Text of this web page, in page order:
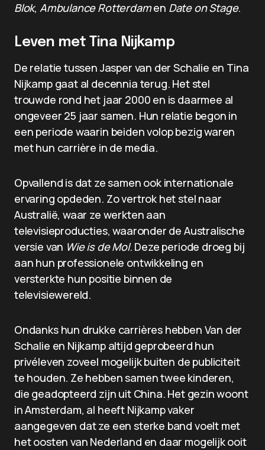
Blok, Ambulance Rotterdamen Date on Stage.
Leven met Tina Nijkamp
De relatie tussen Jasper van der Schalie en Tina
Nijkamp gaat al decennia terug. Het stel
trouwde rond het jaar 2000 en is daarmee al
ongeveer 25 jaar samen. Hun relatie begon in
een periode waarin beiden volop bezig waren
met hun carrière in de media.
Opvallend is dat ze samen ook internationale
ervaring opdeden. Zo vertrok het stel naar
Australië, waar ze werkten aan
televisieproducties, waaronder de Australische
versie van Wie is de Mol. Deze periode droeg bij
aan hun professionele ontwikkeling en
versterkte hun positie binnen de
televisiewereld.
Ondanks hun drukke carrières hebben Van der
Schalie en Nijkamp altijd geprobeerd hun
privéleven zoveel mogelijk buiten de publiciteit
te houden. Ze hebben samen twee kinderen,
die geadopteerd zijn uit China. Het gezin woont
in Amsterdam, al heeft Nijkamp vaker
aangegeven dat ze een sterke band voelt met
het oosten van Nederland en daar mogelijk ooit